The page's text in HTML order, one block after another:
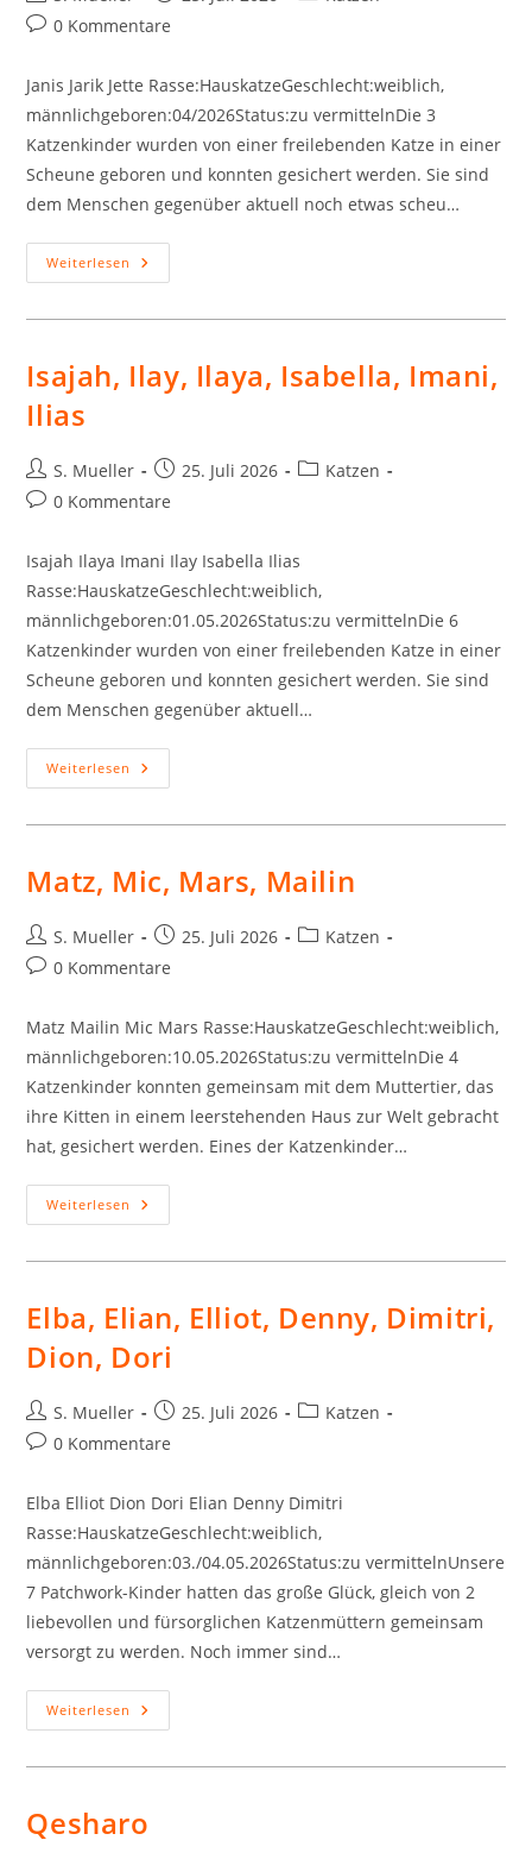
Autor:
veröffentlicht:
Beitrags-
0 Kommentare
Janis Jarik Jette Rasse:HauskatzeGeschlecht:weiblich,
männlichgeboren:04/2026Status:zu vermittelnDie 3
Katzenkinder wurden von einer freilebenden Katze in einer
Scheune geboren und konnten gesichert werden. Sie sind
dem Menschen gegenüber aktuell noch etwas scheu…
Weiterlesen Janis,
Jarik,
Isajah, Ilay, Ilaya, Isabella, Imani,
Ilias
Beitrags-
Autor:
S. Mueller
Beitrag
veröffentlicht:
25. Juli 2026
Beitrags-
Katzen
Beitrags-
0 Kommentare
Isajah Ilaya Imani Ilay Isabella Ilias
Rasse:HauskatzeGeschlecht:weiblich,
männlichgeboren:01.05.2026Status:zu vermittelnDie 6
Katzenkinder wurden von einer freilebenden Katze in einer
Scheune geboren und konnten gesichert werden. Sie sind
dem Menschen gegenüber aktuell…
Weiterlesen Isajah,
Ilay,
Matz, Mic, Mars, Mailin
Beitrags-
Autor:
S. Mueller
Beitrag
veröffentlicht:
25. Juli 2026
Beitrags-
Katzen
Beitrags-
0 Kommentare
Matz Mailin Mic Mars Rasse:HauskatzeGeschlecht:weiblich,
männlichgeboren:10.05.2026Status:zu vermittelnDie 4
Katzenkinder konnten gemeinsam mit dem Muttertier, das
ihre Kitten in einem leerstehenden Haus zur Welt gebracht
hat, gesichert werden. Eines der Katzenkinder…
Weiterlesen Matz,
Mic,
Elba, Elian, Elliot, Denny, Dimitri,
Dion, Dori
Beitrags-
Autor:
S. Mueller
Beitrag
veröffentlicht:
25. Juli 2026
Beitrags-
Katzen
Beitrags-
0 Kommentare
Elba Elliot Dion Dori Elian Denny Dimitri
Rasse:HauskatzeGeschlecht:weiblich,
männlichgeboren:03./04.05.2026Status:zu vermittelnUnsere
7 Patchwork-Kinder hatten das große Glück, gleich von 2
liebevollen und fürsorglichen Katzenmüttern gemeinsam
versorgt zu werden. Noch immer sind…
Weiterlesen Elba,
Elian,
Qesharo